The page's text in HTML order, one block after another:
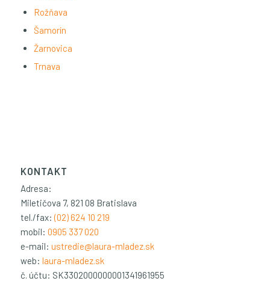
Rožňava
Šamorín
Žarnovica
Trnava
KONTAKT
Adresa:
Miletičova 7, 821 08 Bratislava
tel./fax:(02) 624 10 219
mobil: 0905 337 020
e-mail: ustredie@laura-mladez.sk
web: laura-mladez.sk
č. účtu: SK3302000000001341961955